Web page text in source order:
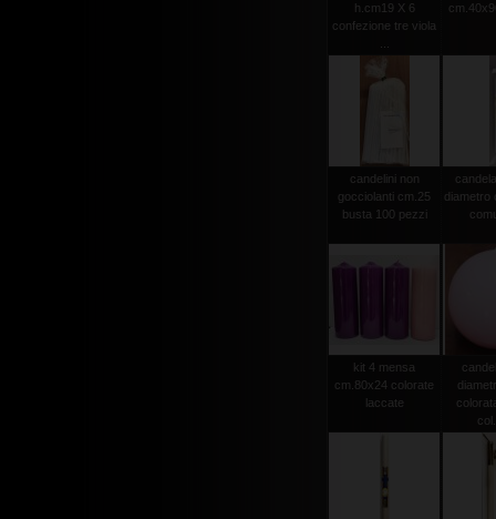
h.cm19 X 6
confezione tre viola
candelini non
gocciolanti cm.25
busta 100 pezzi
diametro
kit 4 mensa
cm.80x24 colorate
laccate